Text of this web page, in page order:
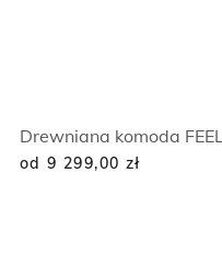
Drewniana komoda
od 9 299,00 zł